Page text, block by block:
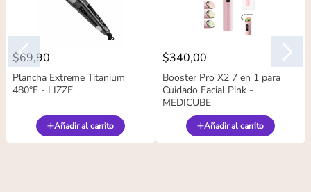
$69,90
Plancha Extreme Titanium
480°F - LIZZE
Añadir al carrito
$340,00
Booster Pro X2 7 en 1 para
Cuidado Facial Pink -
MEDICUBE
Añadir al carrito